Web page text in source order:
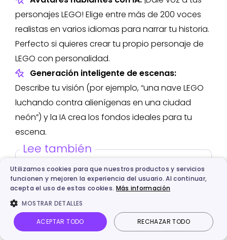
personajes LEGO! Elige entre más de 200 voces
realistas en varios idiomas para narrar tu historia.
Perfecto si quieres crear tu propio personaje de
LEGO con personalidad.
Generación inteligente de escenas:
Describe tu visión (por ejemplo, “una nave LEGO
luchando contra alienígenas en una ciudad
neón”) y la IA crea los fondos ideales para tu
escena.
Lee también
Generar un video de IA de
persona hablando
rápidamente [gratis y en
línea]
Utilizamos cookies para que nuestros productos y servicios
funcionen y mejoren la experiencia del usuario. Al continuar,
acepta el uso de estas cookies. Más información
MOSTRAR DETALLES
ACEPTAR TODO RECHAZAR TODO